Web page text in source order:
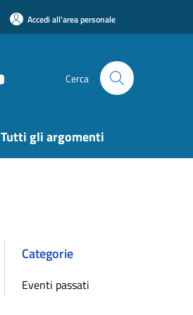
Accedi all'area personale
Cerca
Tutti gli argomenti
Categorie
Eventi passati